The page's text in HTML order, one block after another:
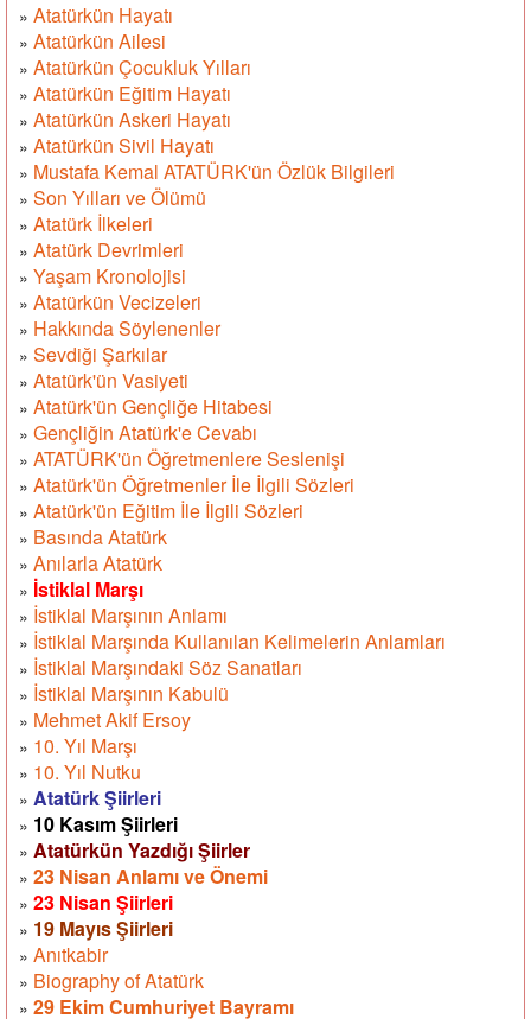
» Atatürkün Hayatı
» Atatürkün Ailesi
» Atatürkün Çocukluk Yılları
» Atatürkün Eğitim Hayatı
» Atatürkün Askeri Hayatı
» Atatürkün Sivil Hayatı
» Mustafa Kemal ATATÜRK'ün Özlük Bilgileri
» Son Yılları ve Ölümü
» Atatürk İlkeleri
» Atatürk Devrimleri
» Yaşam Kronolojisi
» Atatürkün Vecizeleri
» Hakkında Söylenenler
» Sevdiği Şarkılar
» Atatürk'ün Vasiyeti
» Atatürk'ün Gençliğe Hitabesi
» Gençliğin Atatürk'e Cevabı
» ATATÜRK'ün Öğretmenlere Seslenişi
» Atatürk'ün Öğretmenler İle İlgili Sözleri
» Atatürk'ün Eğitim İle İlgili Sözleri
» Basında Atatürk
» Anılarla Atatürk
» İstiklal Marşı
» İstiklal Marşının Anlamı
» İstiklal Marşında Kullanılan Kelimelerin Anlamları
» İstiklal Marşındaki Söz Sanatları
» İstiklal Marşının Kabulü
» Mehmet Akif Ersoy
» 10. Yıl Marşı
» 10. Yıl Nutku
» Atatürk Şiirleri
» 10 Kasım Şiirleri
» Atatürkün Yazdığı Şiirler
» 23 Nisan Anlamı ve Önemi
» 23 Nisan Şiirleri
» 19 Mayıs Şiirleri
» Anıtkabir
» Biography of Atatürk
» 29 Ekim Cumhuriyet Bayramı